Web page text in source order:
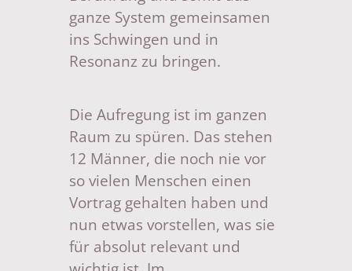
ganze System gemeinsamen
ins Schwingen und in
Resonanz zu bringen.
Die Aufregung ist im ganzen
Raum zu spüren. Das stehen
12 Männer, die noch nie vor
so vielen Menschen einen
Vortrag gehalten haben und
nun etwas vorstellen, was sie
für absolut relevant und